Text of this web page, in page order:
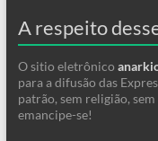
A respeito
O sitio eletrônico
para a difusão das
patrão, sem religião,
emancipe-se!